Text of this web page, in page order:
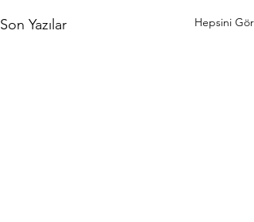
Son Yazılar Hepsini Gör